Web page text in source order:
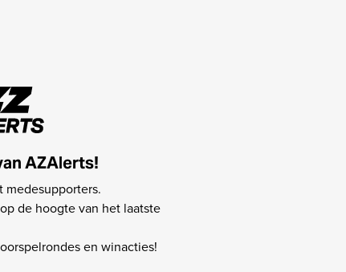
AZAlerts!
medesupporters.
de hoogte van het laatste
en winacties!